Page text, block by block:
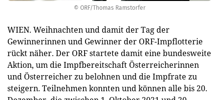
© ORF/Thomas Ramstorfer
WIEN. Weihnachten und damit der Tag der
Gewinnerinnen und Gewinner der ORF-Impflotterie
rückt näher. Der ORF startete damit eine bundesweite
Aktion, um die Impfbereitschaft Österreicherinnen
und Österreicher zu belohnen und die Impfrate zu
steigern. Teilnehmen konnten und können alle bis 20.